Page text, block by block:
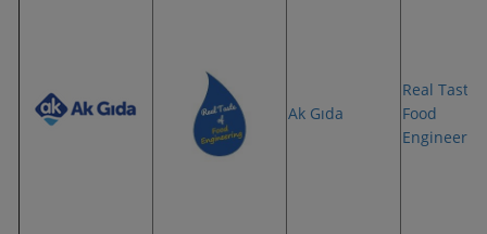
Ak Gıda
Real Taste
Food